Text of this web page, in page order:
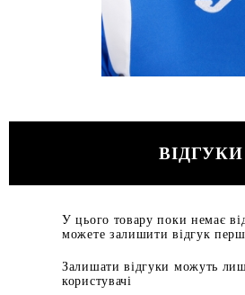
ВІДГУКИ
У цього товару поки немає
можете залишити відгук
Залишати відгуки можуть
користувачі